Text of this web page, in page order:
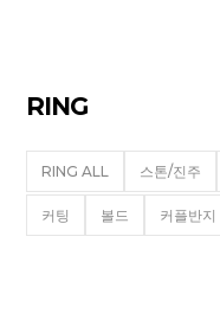
RING
RING ALL 스톤/진주
커팅 볼드 커플반지